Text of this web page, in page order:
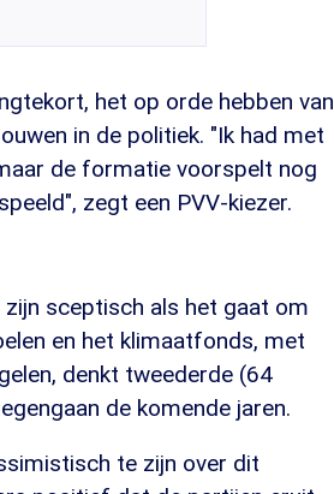
het op orde hebben van
in de politiek. "Ik had met
de formatie voorspelt nog
zegt een PVV-kiezer.
sceptisch als het gaat om
en het klimaatfonds, met
denkt tweederde (64
de komende jaren.
te zijn over dit